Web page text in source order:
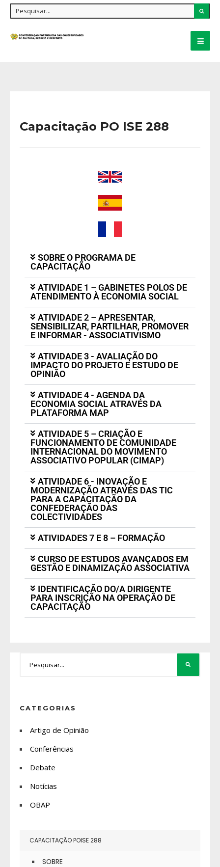
Capacitação PO ISE 288
SOBRE O PROGRAMA DE
CAPACITAÇÃO
ATIVIDADE 1 – GABINETES POLOS DE
ATENDIMENTO À ECONOMIA SOCIAL
ATIVIDADE 2 – APRESENTAR,
SENSIBILIZAR, PARTILHAR, PROMOVER
E INFORMAR - ASSOCIATIVISMO
ATIVIDADE 3 - AVALIAÇÃO DO
IMPACTO DO PROJETO E ESTUDO DE
OPINIÃO
ATIVIDADE 4 - AGENDA DA
ECONOMIA SOCIAL ATRAVÉS DA
PLATAFORMA MAP
ATIVIDADE 5 – CRIAÇÃO E
FUNCIONAMENTO DE COMUNIDADE
INTERNACIONAL DO MOVIMENTO
ASSOCIATIVO POPULAR (CIMAP)
ATIVIDADE 6 - INOVAÇÃO E
MODERNIZAÇÃO ATRAVÉS DAS TIC
PARA A CAPACITAÇÃO DA
CONFEDERAÇÃO DAS
COLECTIVIDADES
ATIVIDADES 7 E 8 – FORMAÇÃO
CURSO DE ESTUDOS AVANÇADOS EM
GESTÃO E DINAMIZAÇÃO ASSOCIATIVA
IDENTIFICAÇÃO DO/A DIRIGENTE
PARA INSCRIÇÃO NA OPERAÇÃO DE
CAPACITAÇÃO
CATEGORIAS
Artigo de Opinião
Conferências
Debate
Notícias
OBAP
CAPACITAÇÃO POISE 288
SOBRE